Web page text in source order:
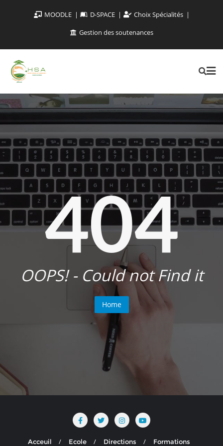
MOODLE D-SPACE
Choix Spécialités
Gestion des soutenances
404
OOPS! - Could not Find it
Home
Acceuil Ecole Directions Formations